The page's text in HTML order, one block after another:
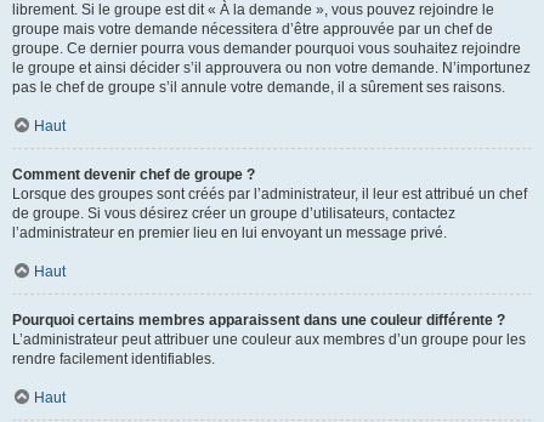
librement. Si le groupe est dit « À la demande », vous pouvez rejoindre le
groupe mais votre demande nécessitera d’être approuvée par un chef de
groupe. Ce dernier pourra vous demander pourquoi vous souhaitez rejoindre
le groupe et ainsi décider s’il approuvera ou non votre demande. N’importunez
pas le chef de groupe s’il annule votre demande, il a sûrement ses raisons.
Haut
Comment devenir chef de groupe ?
Lorsque des groupes sont créés par l’administrateur, il leur est attribué un chef
de groupe. Si vous désirez créer un groupe d’utilisateurs, contactez
l’administrateur en premier lieu en lui envoyant un message privé.
Haut
Pourquoi certains membres apparaissent dans une couleur différente ?
L’administrateur peut attribuer une couleur aux membres d’un groupe pour les
rendre facilement identifiables.
Haut